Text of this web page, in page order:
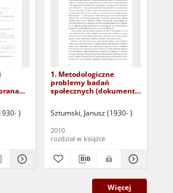
)
1. Metodologiczne
problemy badań
społecznych (dokument
dysfunkcją wzroku)
Sztumski, Janusz (1930- )
2010
rozdział w książce
Więcej